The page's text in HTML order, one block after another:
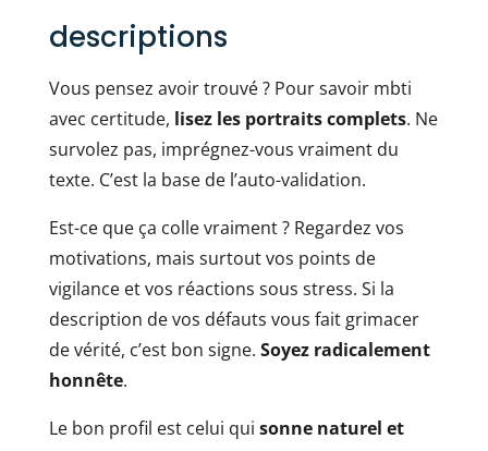
descriptions
Vous pensez avoir trouvé ? Pour savoir mbti
avec certitude, lisez les portraits complets. Ne
survolez pas, imprégnez-vous vraiment du
texte. C’est la base de l’auto-validation.
Est-ce que ça colle vraiment ? Regardez vos
motivations, mais surtout vos points de
vigilance et vos réactions sous stress. Si la
description de vos défauts vous fait grimacer
de vérité, c’est bon signe. Soyez radicalement
honnête.
Le bon profil est celui qui sonne naturel et